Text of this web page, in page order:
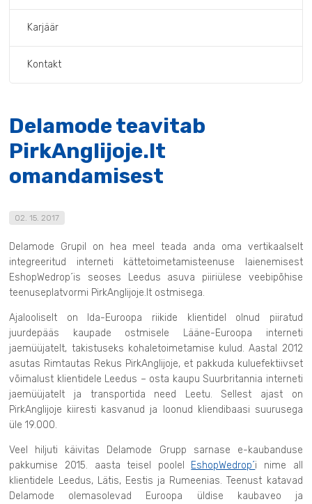
Karjäär
Kontakt
Delamode teavitab
PirkAnglijoje.lt
omandamisest
02. 15. 2017
Delamode Grupil on hea meel teada anda oma vertikaalselt
integreeritud interneti kättetoimetamisteenuse laienemisest
EshopWedrop´is seoses Leedus asuva piiriülese veebipõhise
teenuseplatvormi PirkAnglijoje.lt ostmisega.
Ajalooliselt on Ida-Euroopa riikide klientidel olnud piiratud
juurdepääs kaupade ostmisele Lääne-Euroopa interneti
jaemüüjatelt, takistuseks kohaletoimetamise kulud. Aastal 2012
asutas Rimtautas Rekus PirkAnglijoje, et pakkuda kuluefektiivset
võimalust klientidele Leedus – osta kaupu Suurbritannia interneti
jaemüüjatelt ja transportida need Leetu. Sellest ajast on
PirkAnglijoje kiiresti kasvanud ja loonud kliendibaasi suurusega
üle 19.000.
Veel hiljuti käivitas Delamode Grupp sarnase e-kaubanduse
pakkumise 2015. aasta teisel poolel EshopWedrop´i nime all
klientidele Leedus, Lätis, Eestis ja Rumeenias. Teenust katavad
Delamode olemasolevad Euroopa üldise kaubaveo ja